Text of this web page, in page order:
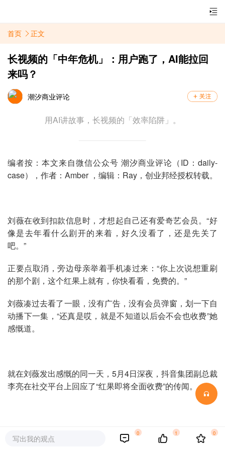
首页 正文
长视频的「中年危机」：用户跑了，AI能拉回
来吗？
潮汐商业评论
用AI讲故事，长视频的「效率陷阱」。
编者按：本文来自微信公众号 潮汐商业评论（ID：daily-
case），作者： Amber ，编辑：Ray，创业邦经授权转载。
刘薇在收到扣款信息时，才想起自己还有爱奇艺会员。“好
像是去年看什么剧开的来着，好久没看了，还是先关了
吧。”
正要点取消，旁边母亲举着手机凑过来：“你上次说想重刷
的那个剧，这个红果上就有，你快看看，免费的。”
刘薇凑过去看了一眼，没有广告，没有会员弹窗，划一下自
动播下一集，“还真是哎，就是不知道以后会不会也收费”她
感慨道。
就在刘薇发出感慨的同一天，5月4日深夜，抖音集团副总裁
李亮在社交平台上回应了“红果即将全面收费”的传闻。
李亮表示“不会强制收费，也不会改变用户免费追剧的核心
模式”，但为了丰富平台内容生态，红果短剧陆续引入了一
写出我的观点
0 1 0